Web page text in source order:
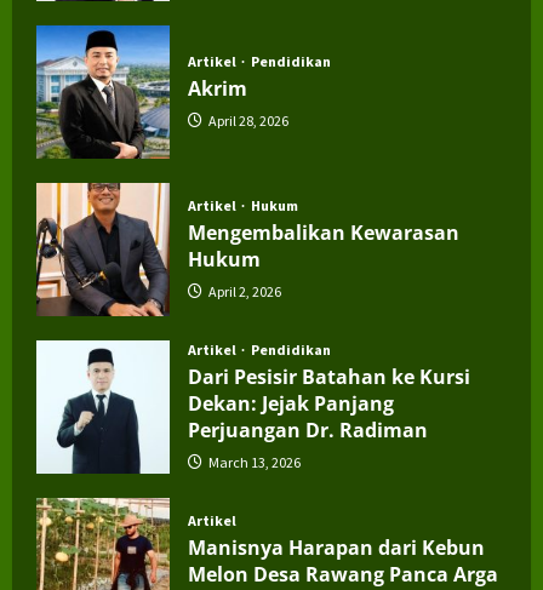
Artikel Pendidikan
Akrim
April 28, 2026
Artikel Hukum
Mengembalikan Kewarasan
Hukum
April 2, 2026
Artikel Pendidikan
Dari Pesisir Batahan ke Kursi
Dekan: Jejak Panjang
Perjuangan Dr. Radiman
March 13, 2026
Artikel
Manisnya Harapan dari Kebun
Melon Desa Rawang Panca Arga